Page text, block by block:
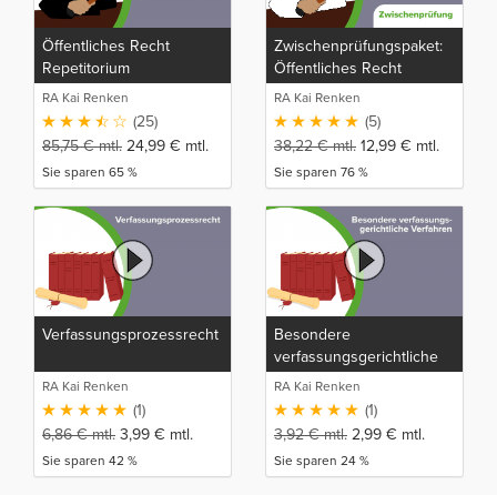
Öffentliches Recht
Repetitorium
RA Kai Renken
(25)
85,75€mtl. 24,99 € mtl.
Sie sparen 65 %
Zwischenprüfungspaket:
Öffentliches Recht
RA Kai Renken
(5)
38,22€mtl. 12,99 € mtl.
Sie sparen 76 %
Verfassungsprozessrecht
RA Kai Renken
(1)
6,86€mtl. 3,99 € mtl.
Sie sparen 42 %
Besondere
verfassungsgerichtliche
Verfahren
RA Kai Renken
(1)
3,92€mtl. 2,99 € mtl.
Sie sparen 24 %